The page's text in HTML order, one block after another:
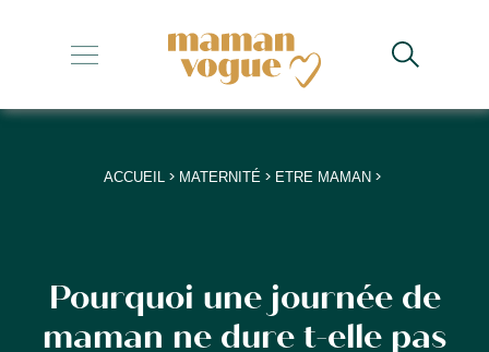
+
+
+
+
ACCUEIL > MATERNITÉ > ETRE MAMAN >
Pourquoi une journée de
maman ne dure t-elle pas